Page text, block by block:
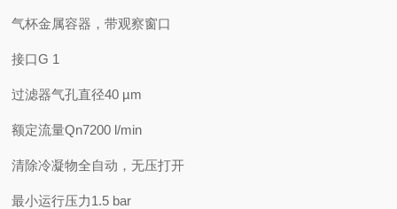
气杯金属容器，带观察窗口
接口G 1
过滤器气孔直径40 µm
额定流量Qn7200 l/min
清除冷凝物全自动，无压打开
最小运行压力1.5 bar